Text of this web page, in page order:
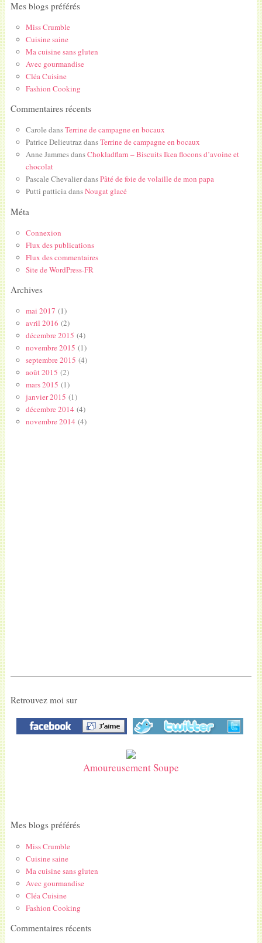
Mes blogs préférés
Miss Crumble
Cuisine saine
Ma cuisine sans gluten
Avec gourmandise
Cléa Cuisine
Fashion Cooking
Commentaires récents
Carole dansTerrine de campagne en bocaux
Patrice DelieutrazdansTerrine de campagne en bocaux
Anne JammesdansChokladflarn – Biscuits Ikea flocons d’avoine et
chocolat
Pascale ChevalierdansPâté de foie de volaille de mon papa
Putti patticiadansNougat glacé
Méta
Connexion
Flux des publications
Flux des commentaires
Site de WordPress-FR
Archives
mai 2017 (1)
avril 2016 (2)
décembre 2015 (4)
novembre 2015 (1)
septembre 2015 (4)
août 2015 (2)
mars 2015 (1)
janvier 2015 (1)
décembre 2014(4)
novembre 2014(4)
Retrouvez moi sur
Amoureusement Soupe
Mes blogs préférés
Miss Crumble
Cuisine saine
Ma cuisine sans gluten
Avec gourmandise
Cléa Cuisine
Fashion Cooking
Commentaires récents